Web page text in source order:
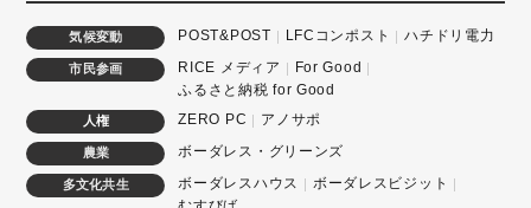
気候変動 POST&POST LFCコンポスト ハチドリ電力
市民参画 RICE メディア
For Good
ふるさと納税 for Good
人権 ZERO PC アノサポ
農業 ボーダレス・グリーンズ
多文化共生 ボーダレスハウス
ボーダレスビジット